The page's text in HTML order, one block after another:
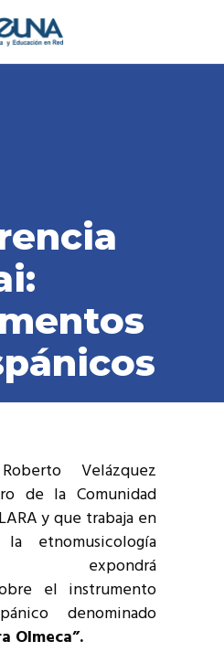
Velázquez
de la Comunidad
y que trabaja en
etnomusicología
expondrá
el instrumento
denominado
Olmeca”.